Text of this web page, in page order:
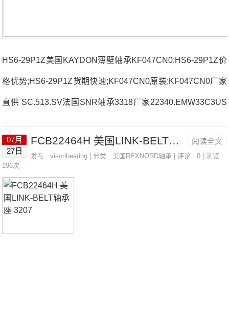
HS6-29P1Z美国KAYDON薄壁轴承KF047CN0;HS6-29P1Z价
格优势;HS6-29P1Z货期快速;KF047CN0原装;KF047CN0厂家
直供 SC.513.SV法国SNR轴承3318厂家22340.EMW33C3US
SNR轴承3318参数3318价格,3318采购 热销型号推荐：331
8，FCB22464H HS6-29P1Z，P4BE211-SRB-CRE热销品牌
推荐：51124631333183318价格,3318采购3318价格,3318采
购4T-386A/382A法国SNR轴承3318厂家，UCPLE208CO法
阅读全文
07月
27日
FCB22464H 美国LINK-BELT轴承座 3207
发布 :visonbearing | 分类 :美国REXNORD轴承 | 评论 : 0 | 浏览 :
196次